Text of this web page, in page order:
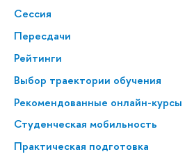
Сессия
Пересдачи
Рейтинги
Выбор траектории обучения
Рекомендованные онлайн-курсы
Студенческая мобильность
Практическая подготовка